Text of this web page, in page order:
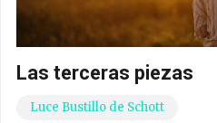
Las terceras piezas
Luce Bustillo de Schott